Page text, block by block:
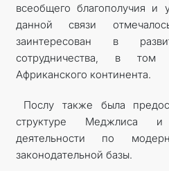
всеобщего благополучия и
данной связи
заинтересован в
сотрудничества, в
Африканского континента.
Послу также была
структуре Меджлиса и
деятельности по
законодательной базы.